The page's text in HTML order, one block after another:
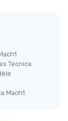
Tecnica
Mach1